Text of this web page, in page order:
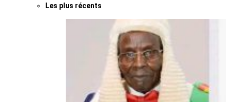
Les plus récents